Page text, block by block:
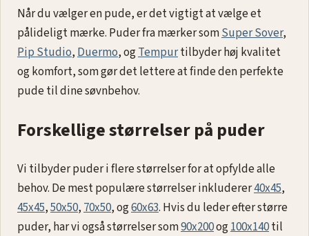
Når du vælger en pude, er det vigtigt at vælge et
pålideligt mærke. Puder fra mærker somSuper Sover,
Pip Studio,Duermo, ogTempurtilbyder høj kvalitet
og komfort, som gør det lettere at finde den perfekte
pude til dine søvnbehov.
Forskellige størrelser på puder
Vi tilbyder puder i flere størrelser for at opfylde alle
behov. De mest populære størrelser inkluderer40x45,
45x45,50x50, 70x50, og60x63. Hvis du leder efter større
puder, har vi også størrelser som90x200og100x140til